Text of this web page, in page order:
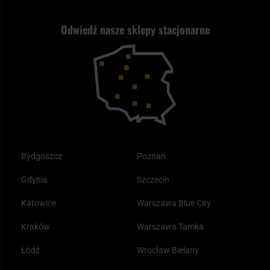
Reklamacje i gwarancja
Odwiedź nasze sklepy stacjonarne
Bydgoszcz
Gdynia
Katowice
Kraków
Łódź
Poznań
Szczecin
Warszawa Blue City
Warszawa Tamka
Wrocław Bielany
Kupony i kody rabatowe
Plecak ewakuacyjny preppersa
Samoobrona